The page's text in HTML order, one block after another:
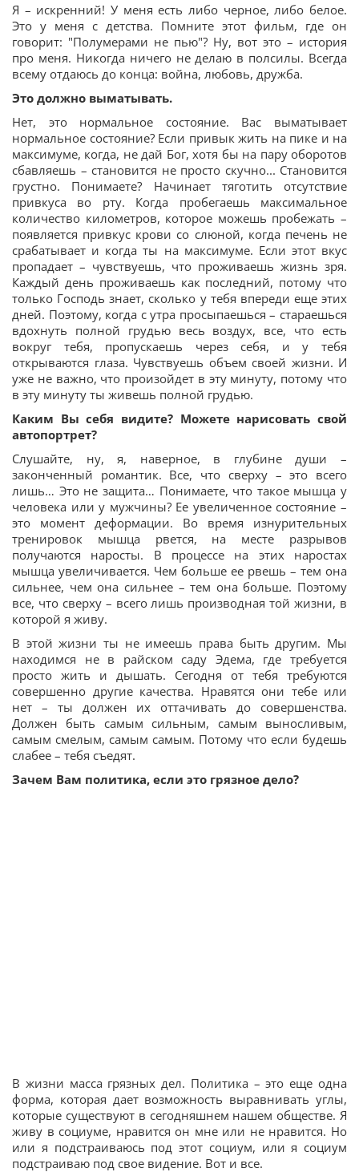
Я – искренний! У меня есть либо черное, либо белое.
Это у меня с детства. Помните этот фильм, где он
говорит: "Полумерами не пью"? Ну, вот это – история
про меня. Никогда ничего не делаю в полсилы. Всегда
всему отдаюсь до конца: война, любовь, дружба.
Это должно выматывать.
Нет, это нормальное состояние. Вас выматывает
нормальное состояние? Если привык жить на пике и на
максимуме, когда, не дай Бог, хотя бы на пару оборотов
сбавляешь – становится не просто скучно... Становится
грустно. Понимаете? Начинает тяготить отсутствие
привкуса во рту. Когда пробегаешь максимальное
количество километров, которое можешь пробежать –
появляется привкус крови со слюной, когда печень не
срабатывает и когда ты на максимуме. Если этот вкус
пропадает – чувствуешь, что проживаешь жизнь зря.
Каждый день проживаешь как последний, потому что
только Господь знает, сколько у тебя впереди еще этих
дней. Поэтому, когда с утра просыпаешься – стараешься
вдохнуть полной грудью весь воздух, все, что есть
вокруг тебя, пропускаешь через себя, и у тебя
открываются глаза. Чувствуешь объем своей жизни. И
уже не важно, что произойдет в эту минуту, потому что
в эту минуту ты живешь полной грудью.
Каким Вы себя видите? Можете нарисовать свой
автопортрет?
Слушайте, ну, я, наверное, в глубине души –
законченный романтик. Все, что сверху – это всего
лишь… Это не защита… Понимаете, что такое мышца у
человека или у мужчины? Ее увеличенное состояние –
это момент деформации. Во время изнурительных
тренировок мышца рвется, на месте разрывов
получаются наросты. В процессе на этих наростах
мышца увеличивается. Чем больше ее рвешь – тем она
сильнее, чем она сильнее – тем она больше. Поэтому
все, что сверху – всего лишь производная той жизни, в
которой я живу.
В этой жизни ты не имеешь права быть другим. Мы
находимся не в райском саду Эдема, где требуется
просто жить и дышать. Сегодня от тебя требуются
совершенно другие качества. Нравятся они тебе или
нет – ты должен их оттачивать до совершенства.
Должен быть самым сильным, самым выносливым,
самым смелым, самым самым. Потому что если будешь
слабее – тебя съедят.
Зачем Вам политика, если это грязное дело?
В жизни масса грязных дел. Политика – это еще одна
форма, которая дает возможность выравнивать углы,
которые существуют в сегодняшнем нашем обществе. Я
живу в социуме, нравится он мне или не нравится. Но
или я подстраиваюсь под этот социум, или я социум
подстраиваю под свое видение. Вот и все.